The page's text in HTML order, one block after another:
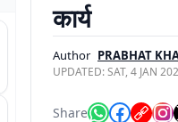
कार्य
Author PRABHAT
UPDATED:SAT, 4 JAN
Share